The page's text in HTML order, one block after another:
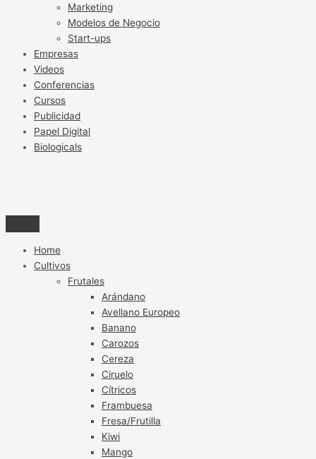
Marketing
Modelos de Negocio
Start-ups
Empresas
Videos
Conferencias
Cursos
Publicidad
Papel Digital
Biologicals
Home
Cultivos
Frutales
Arándano
Avellano Europeo
Banano
Carozos
Cereza
Ciruelo
Cítricos
Frambuesa
Fresa/Frutilla
Kiwi
Mango